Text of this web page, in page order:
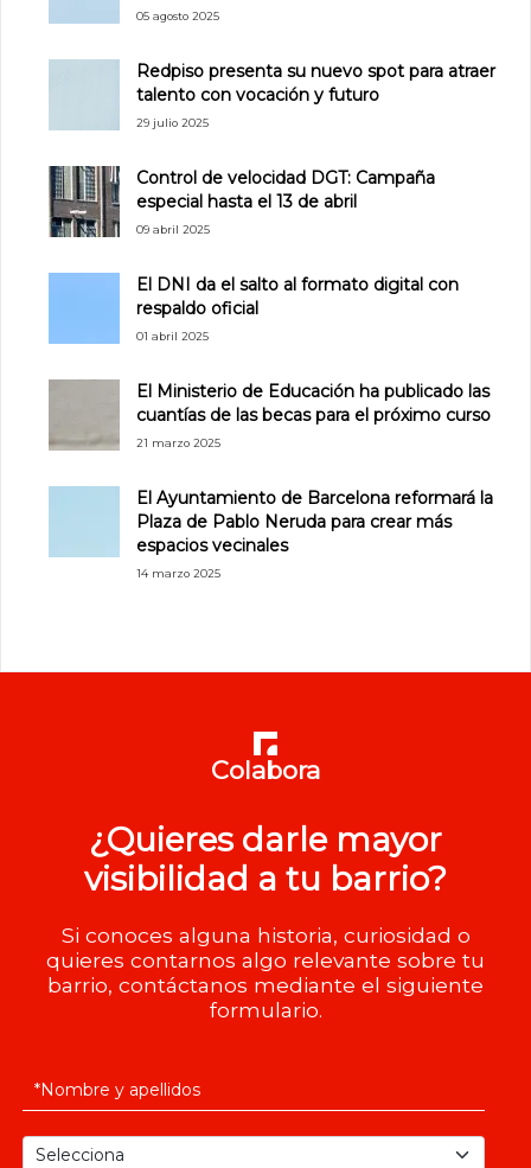
05 agosto 2025
Redpiso presenta su nuevo spot para atraer
talento con vocación y futuro
29 julio 2025
Control de velocidad DGT: Campaña
especial hasta el 13 de abril
09 abril 2025
El DNI da el salto al formato digital con
respaldo oficial
01 abril 2025
El Ministerio de Educación ha publicado las
cuantías de las becas para el próximo curso
21 marzo 2025
El Ayuntamiento de Barcelona reformará la
Plaza de Pablo Neruda para crear más
espacios vecinales
14 marzo 2025
Colabora
¿Quieres darle mayor
visibilidad a tu barrio?
Si conoces alguna historia, curiosidad o
quieres contarnos algo relevante sobre tu
barrio, contáctanos mediante el siguiente
formulario.